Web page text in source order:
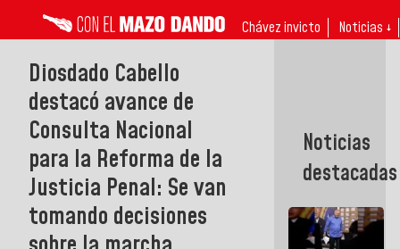
Chávez invicto Noticias ↓
Diosdado Cabello
destacó avance de
Consulta Nacional
para la Reforma de la
Justicia Penal: Se van
tomando decisiones
Noticias
destacadas